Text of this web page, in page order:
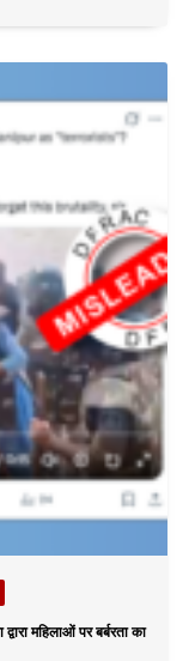
महिलाओं पर बर्बरता का